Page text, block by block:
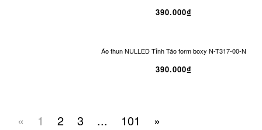
390.000₫
Áo thun NULLED Tỉnh Táo form boxy N-T317-00-N
390.000₫
« 1 2 3 ... 101 »